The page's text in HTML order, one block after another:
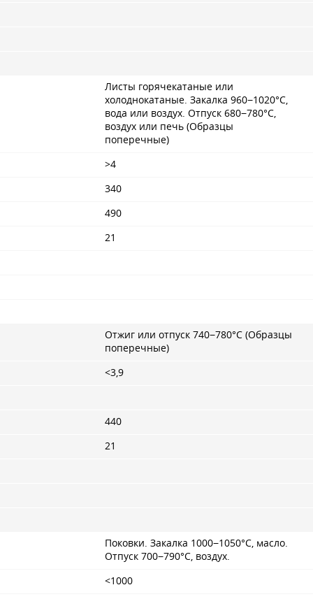
Листы горячекатаные или
холоднокатаные. Закалка 960−1020°С,
вода или воздух. Отпуск 680−780°С,
воздух или печь (Образцы
поперечные)
>4
340
490
21
Отжиг или отпуск 740−780°С (Образцы
поперечные)
<3,9
440
21
Поковки. Закалка 1000−1050°С, масло.
Отпуск 700−790°С, воздух.
<1000